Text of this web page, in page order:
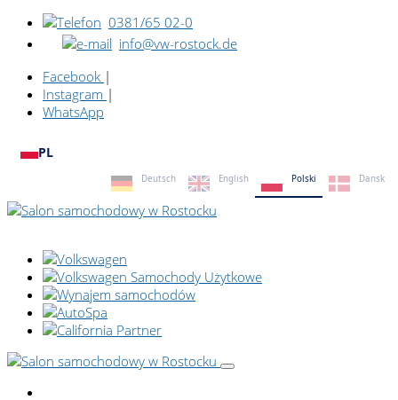
0381/65 02-0
info@vw-rostock.de
Facebook |
Instagram |
WhatsApp
PL
Deutsch English Polski Dansk